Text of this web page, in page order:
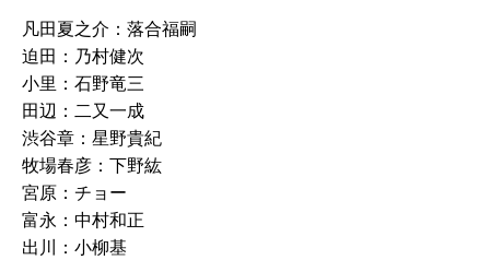
凡田夏之介：落合福嗣
迫田：乃村健次
小里：石野竜三
田辺：二又一成
渋谷章：星野貴紀
牧場春彦：下野紘
宮原：チョー
富永：中村和正
出川：小柳基